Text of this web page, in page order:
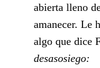
abierta lleno
amanecer. Le
algo que dice
desasosiego: